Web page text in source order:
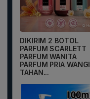
DIKIRIM 2 BOTOL
PARFUM SCARLETT
PARFUM WANITA
PARFUM PRIA WANGI
TAHAN...